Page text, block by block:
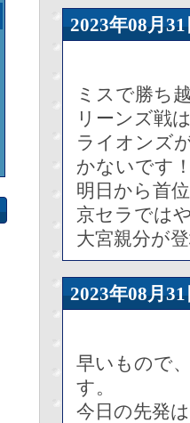
2023年08
ミスで勝ち
リーンズ戦
ライオンズ
かないです
明日から首
京セラでは
大宮親分が
2023年08
早いもので
す。
今日の先発